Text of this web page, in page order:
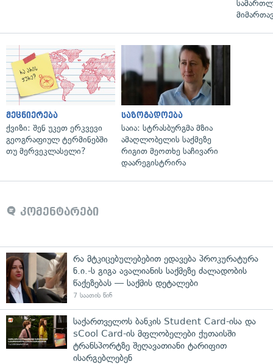
მეცნიერება
ქვიზი: შენ უკეთ ერკვევი
გეოგრაფიულ ტერმინებში
თუ მერვეკლასელი?
საზოგადოება
საია: სტრასბურგმა მზია
ამაღლობელის საქმეზე
რიგით მეოთხე საჩივარი
დაარეგისტრირა
კომენტარები
რა მტკიცებულებებით ედავება პროკურატურა
ნ.ი.-ს გიგა ავალიანის საქმეზე ძალადობის
წაქეზებას — საქმის დეტალები
7 საათის წინ
საქართველოს ბანკის Student Card-ისა და
sCool Card-ის მფლობელები ქუთაისში
ტრანსპორტზე შეღავათიანი ტარიფით
ისარგებლებენ